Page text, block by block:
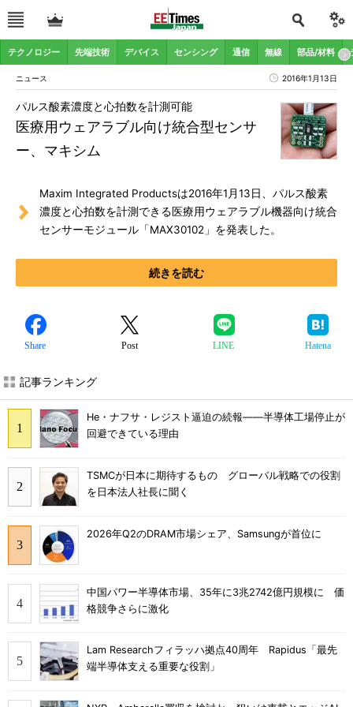
テクノロジー 先端技術 デバイス センシング 通信 無線 部品/材料
ニュース 2016年1月13日
医療用ウェアラブル向け統合型センサ
ー、マキシム
パルス酸素濃度と心拍数を計測可能
Maxim Integrated Productsは2016年1月13日、パルス酸素
濃度と心拍数を計測できる医療用ウェアラブル機器向け統合
センサーモジュール「MAX30102」を発表した。
続きを読む
Share Post LINE Hatena
記事ランキング
He・ナフサ・レジスト逼迫の続報――半導体工場停止が
回避できている理由
TSMCが日本に期待するもの グローバル戦略での役割
を日本法人社長に聞く
2026年Q2のDRAM市場シェア、Samsungが首位に
中国パワー半導体市場、35年に3兆2742億円規模に 価
格競争さらに激化
Lam Researchフィラッハ拠点40周年 Rapidus「最先
端半導体支える重要な役割」